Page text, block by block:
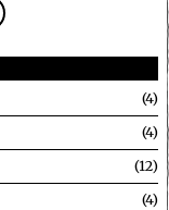
4
4
12
4